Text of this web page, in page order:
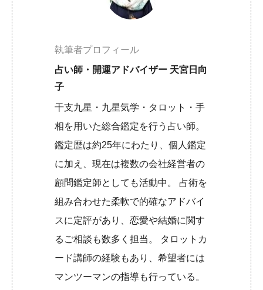
執筆者プロフィール
占い師・開運アドバイザー 天宮日向
子
干支九星・九星気学・タロット・手
相を用いた総合鑑定を行う占い師。
鑑定歴は約25年にわたり、個人鑑定
に加え、現在は複数の会社経営者の
顧問鑑定師としても活動中。 占術を
組み合わせた柔軟で的確なアドバイ
スに定評があり、恋愛や結婚に関す
るご相談も数多く担当。 タロットカ
ード講師の経験もあり、希望者には
マンツーマンの指導も行っている。